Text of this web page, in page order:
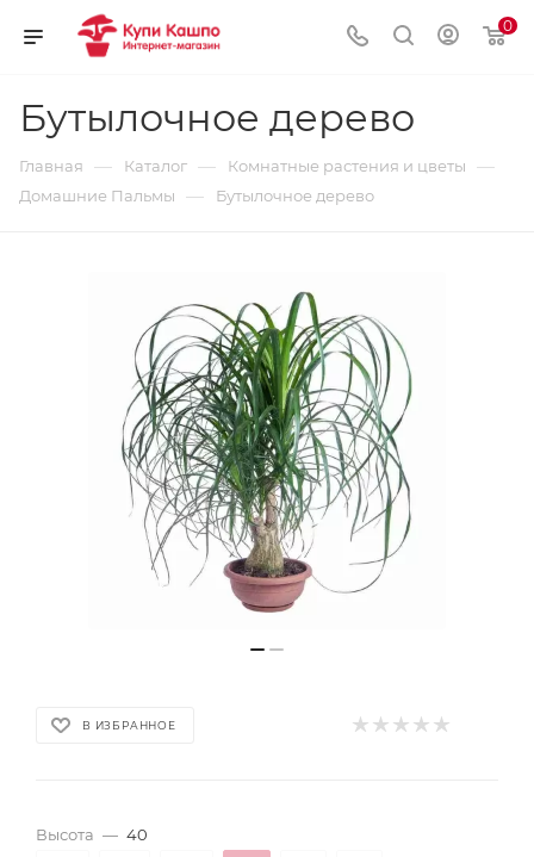
0
Бутылочное дерево
Главная — Каталог — Комнатные растения и цветы —
Домашние Пальмы — Бутылочное дерево
В ИЗБРАННОЕ
Высота — 40